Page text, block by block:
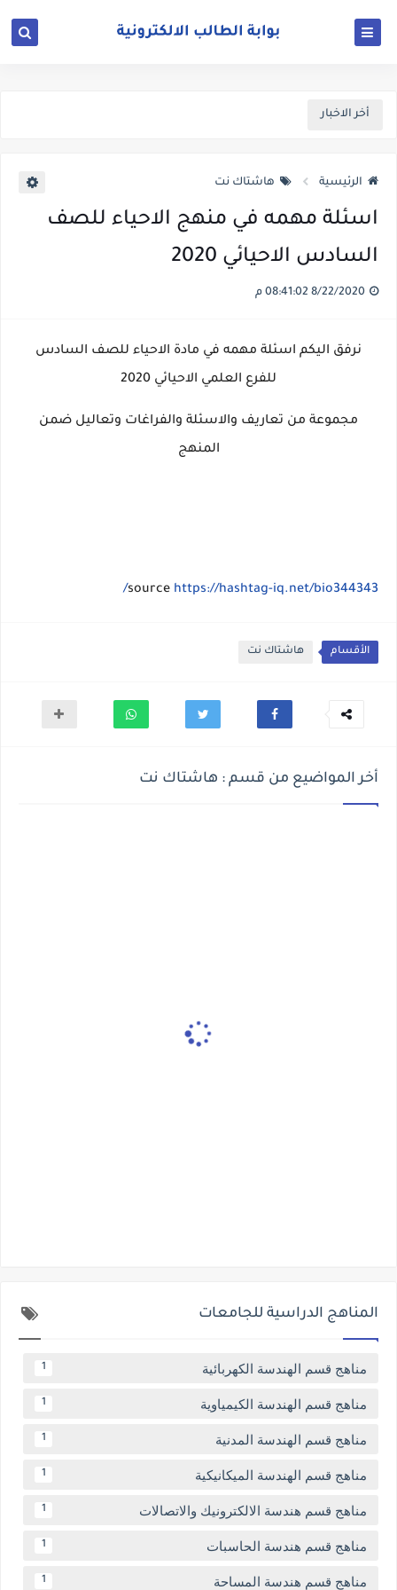
أخر الاخبار
الرئيسية هاشتاك نت
اسئلة مهمه في منهج الاحياء للصف
السادس الاحيائي 2020
نرفق اليكم اسئلة مهمه في مادة الاحياء للصف السادس
للفرع العلمي الاحيائي 2020
مجموعة من تعاريف والاسئلة والفراغات وتعاليل ضمن
المنهج
source https://hashtag-iq.net/bio344343/
الأقسام هاشتاك نت
أخر المواضيع من قسم : هاشتاك نت
المناهج الدراسية للجامعات
مناهج قسم الهندسة الكهربائية 1
مناهج قسم الهندسة الكيمياوية 1
مناهج قسم الهندسة المدنية 1
مناهج قسم الهندسة الميكانيكية 1
مناهج قسم هندسة الالكترونيك والاتصالات 1
مناهج قسم هندسة الحاسبات 1
مناهج قسم هندسة المساحة 1